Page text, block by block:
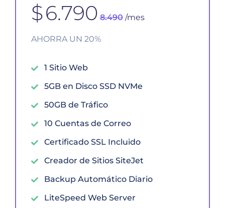
$6.790 8.490 /mes
AHORRA UN 20%
1 Sitio Web
5GB en Disco SSD NVMe
50GB de Tráfico
10 Cuentas de Correo
Certificado SSL Incluido
Creador de Sitios SiteJet
Backup Automático Diario
LiteSpeed Web Server